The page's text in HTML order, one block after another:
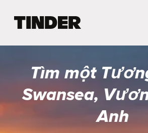
g
c
h
ủ
n
Tìm một
Swansea,
Anh